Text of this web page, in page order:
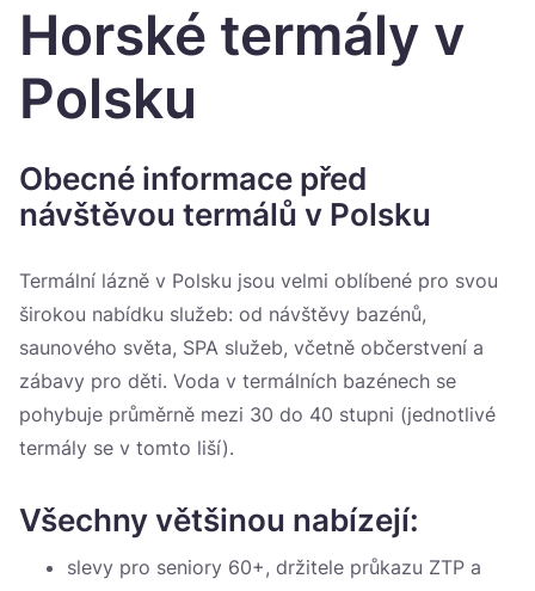
Suomi
Україна
Horské termály v
Polsku
Obecné informace před
návštěvou termálů v Polsku
Termální lázně v Polsku jsou velmi oblíbené pro svou
širokou nabídku služeb: od návštěvy bazénů,
saunového světa, SPA služeb, včetně občerstvení a
zábavy pro děti. Voda v termálních bazénech se
pohybuje průměrně mezi 30 do 40 stupni (jednotlivé
termály se v tomto liší).
Všechny většinou nabízejí:
slevy pro seniory 60+, držitele průkazu ZTP a